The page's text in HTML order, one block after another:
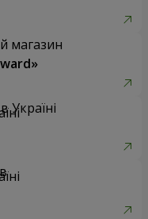
магазин
Україні